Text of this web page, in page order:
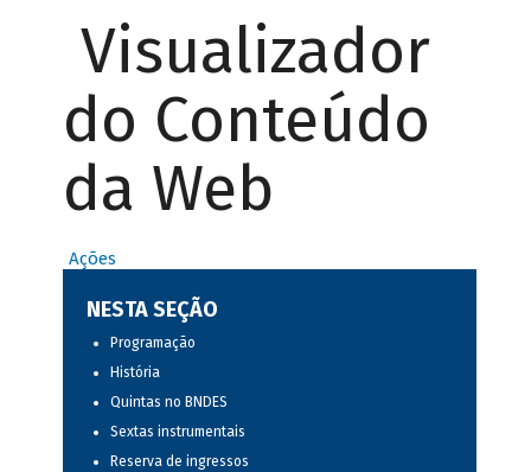
Visualizador
do Conteúdo
da Web
Ações
NESTA SEÇÃO
Programação
História
Quintas no BNDES
Sextas instrumentais
Reserva de ingressos